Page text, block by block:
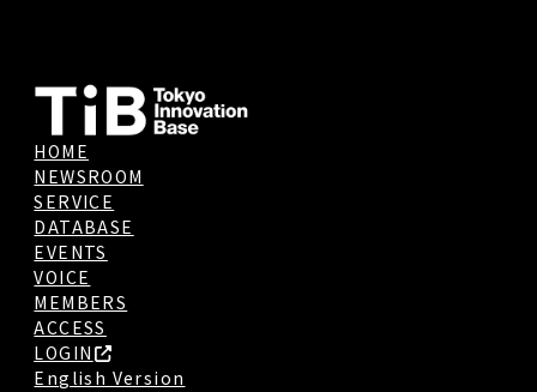
HOME
NEWSROOM
SERVICE
DATABASE
EVENTS
VOICE
MEMBERS
ACCESS
LOGIN
English Version